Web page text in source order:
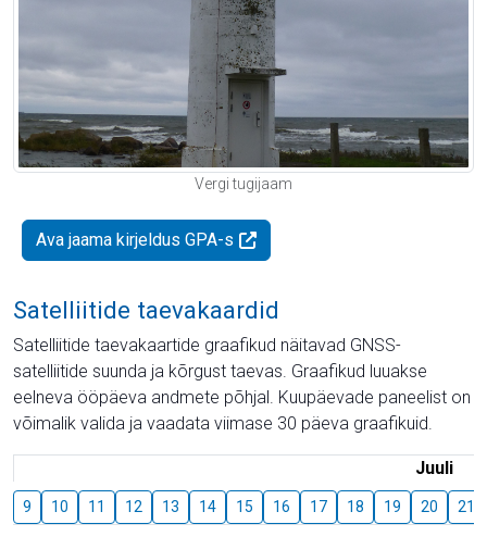
Vergi tugijaam
Ava jaama kirjeldus GPA-s
Satelliitide taevakaardid
Satelliitide taevakaartide graafikud näitavad GNSS-
satelliitide suunda ja kõrgust taevas. Graafikud luuakse
eelneva ööpäeva andmete põhjal. Kuupäevade paneelist on
võimalik valida ja vaadata viimase 30 päeva graafikuid.
Juuli
9 10 11 12 13 14 15 16 17 18 19 20 21